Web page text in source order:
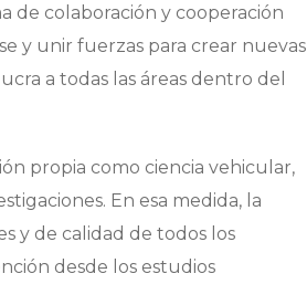
de colaboración y cooperación
y unir fuerzas para crear nuevas
a todas las áreas dentro del
propia como ciencia vehicular,
En esa medida, la
y de calidad de todos los
desde los estudios